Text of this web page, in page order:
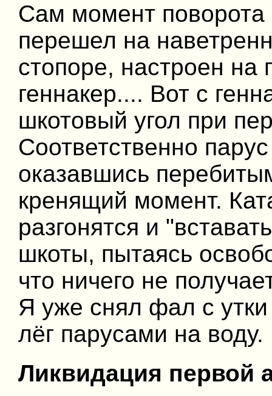
Сам момент
перешел на
стопоре, настроен на
геннакер.... Вот с
шкотовый угол при
Соответственно
оказавшись
кренящий момент.
разгонятся и
шкоты, пытаясь
что ничего не
Я уже снял фал с
лёг парусами на воду.
Ликвидация первой